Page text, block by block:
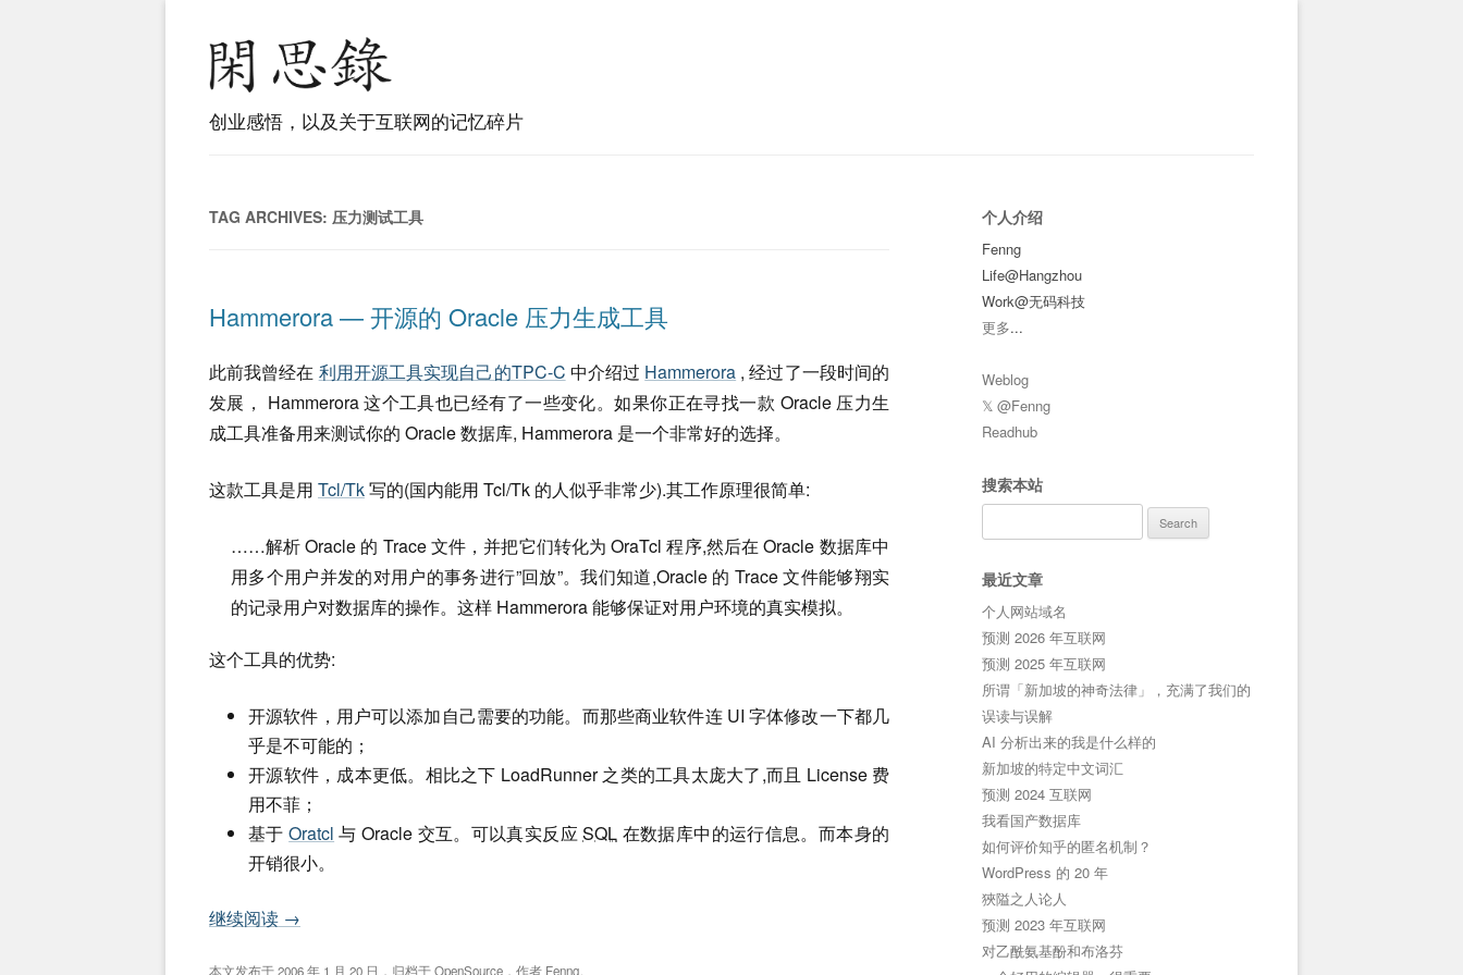
创业感悟，以及关于互联网的记忆碎片
TAG ARCHIVES: 压力测试工具
Hammerora — 开源的 Oracle 压力生成工具
此前我曾经在 利用开源工具实现自己的TPC-C 中介绍过 Hammerora , 经过了一段时间的
发展， Hammerora 这个工具也已经有了一些变化。如果你正在寻找一款 Oracle 压力生
成工具准备用来测试你的 Oracle 数据库, Hammerora 是一个非常好的选择。
这款工具是用 Tcl/Tk写的(国内能用 Tcl/Tk 的人似乎非常少).其工作原理很简单:
……解析 Oracle 的 Trace 文件，并把它们转化为 OraTcl 程序,然后在 Oracle 数据库中
用多个用户并发的对用户的事务进行”回放”。我们知道,Oracle 的 Trace 文件能够翔实
的记录用户对数据库的操作。这样 Hammerora 能够保证对用户环境的真实模拟。
这个工具的优势:
开源软件，用户可以添加自己需要的功能。而那些商业软件连 UI 字体修改一下都几
乎是不可能的；
开源软件，成本更低。相比之下 LoadRunner 之类的工具太庞大了,而且 License 费
用不菲；
基于Oratcl 与 Oracle 交互。可以真实反应SQL 在数据库中的运行信息。而本身的
开销很小。
继续阅读 →
本文发布于2006 年 1 月 20 日 ，归档于OpenSource ，作者 Fenng。
个人介绍
Fenng
Life@Hangzhou
Work@无码科技
更多...
Weblog
𝕏 @Fenng
Readhub
搜索本站
for:
最近文章
个人网站域名
预测 2026 年互联网
预测 2025 年互联网
所谓「新加坡的神奇法律」，充满了我们的
误读与误解
AI 分析出来的我是什么样的
新加坡的特定中文词汇
预测 2024 互联网
我看国产数据库
如何评价知乎的匿名机制？
WordPress 的 20 年
狹隘之人论人
预测 2023 年互联网
对乙酰氨基酚和布洛芬